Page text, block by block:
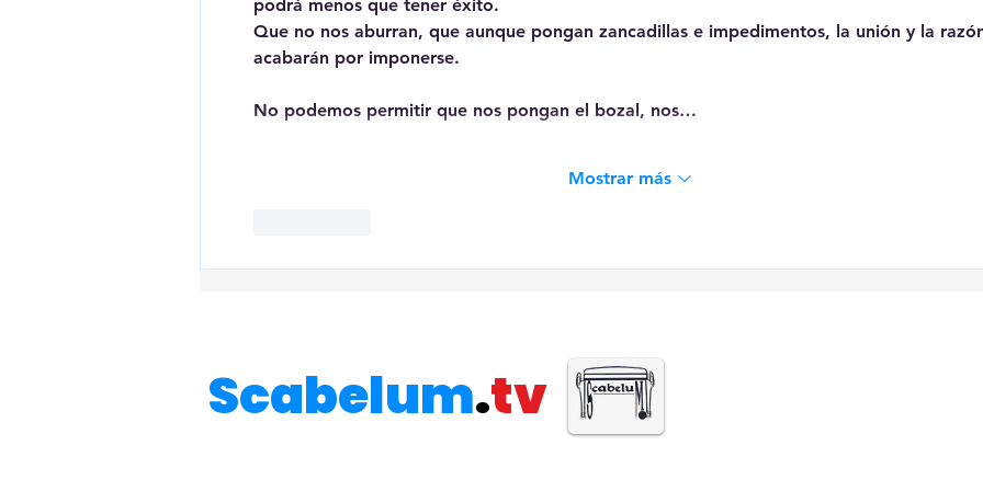
podrá menos que tener éxito.
Que no nos aburran, que aunque pongan zancadillas e impedimentos, la unión y la
acabarán por imponerse.
No podemos permitir que nos pongan el bozal, nos…
Mostrar más
Scabelum.tv